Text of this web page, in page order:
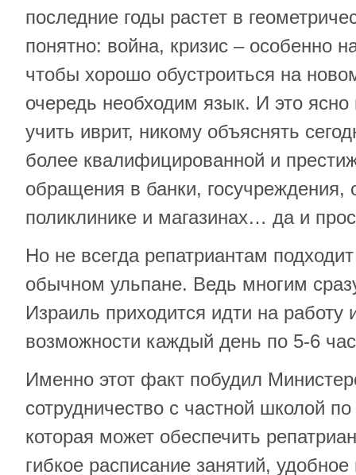
последние годы растет в
понятно: война, кризис – особенно
чтобы хорошо обустроиться на
очередь необходим язык. И это
учить иврит, никому объяснять
более квалифицированной и
обращения в банки, госучреждения,
поликлинике и магазинах… да и
Но не всегда репатриантам
обычном ульпане. Ведь многим
Израиль приходится идти на работу
возможности каждый день по 5-6
Именно этот факт побудил
сотрудничество с частной школой
которая может обеспечить
гибкое расписание занятий,